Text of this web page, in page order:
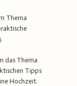
Thema
das Thema
Tipps
Hochzeit.